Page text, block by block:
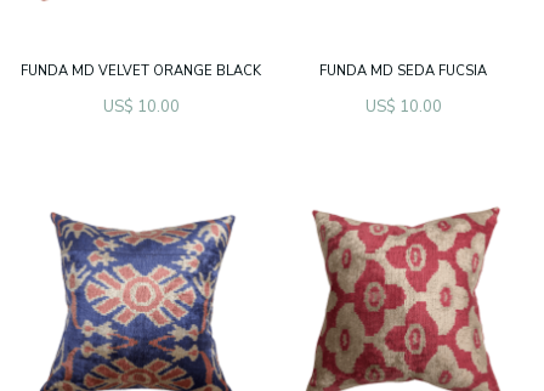
FUNDA MD VELVET ORANGE BLACK
US$ 10.00
FUNDA MD SEDA FUCSIA
US$ 10.00